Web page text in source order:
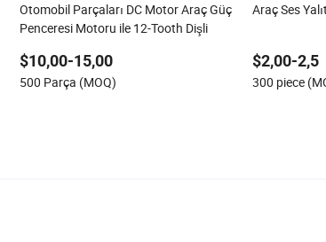
Otomobil Parçaları DC Motor Araç Güç
Penceresi Motoru ile 12-Tooth Dişli
$10,00-15,00
500 Parça (MOQ)
Araç Ses
$2,00-2,5
300 piece